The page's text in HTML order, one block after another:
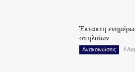
Έκτακτη
σπηλαίων
Ανακοινώσεις 4